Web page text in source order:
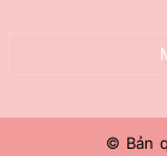
© Bản